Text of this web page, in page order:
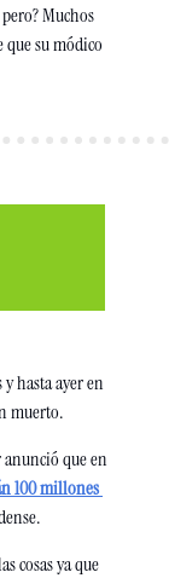
Muchos
su módico
y hasta ayer en
muerto.
100 millones
cosas ya que